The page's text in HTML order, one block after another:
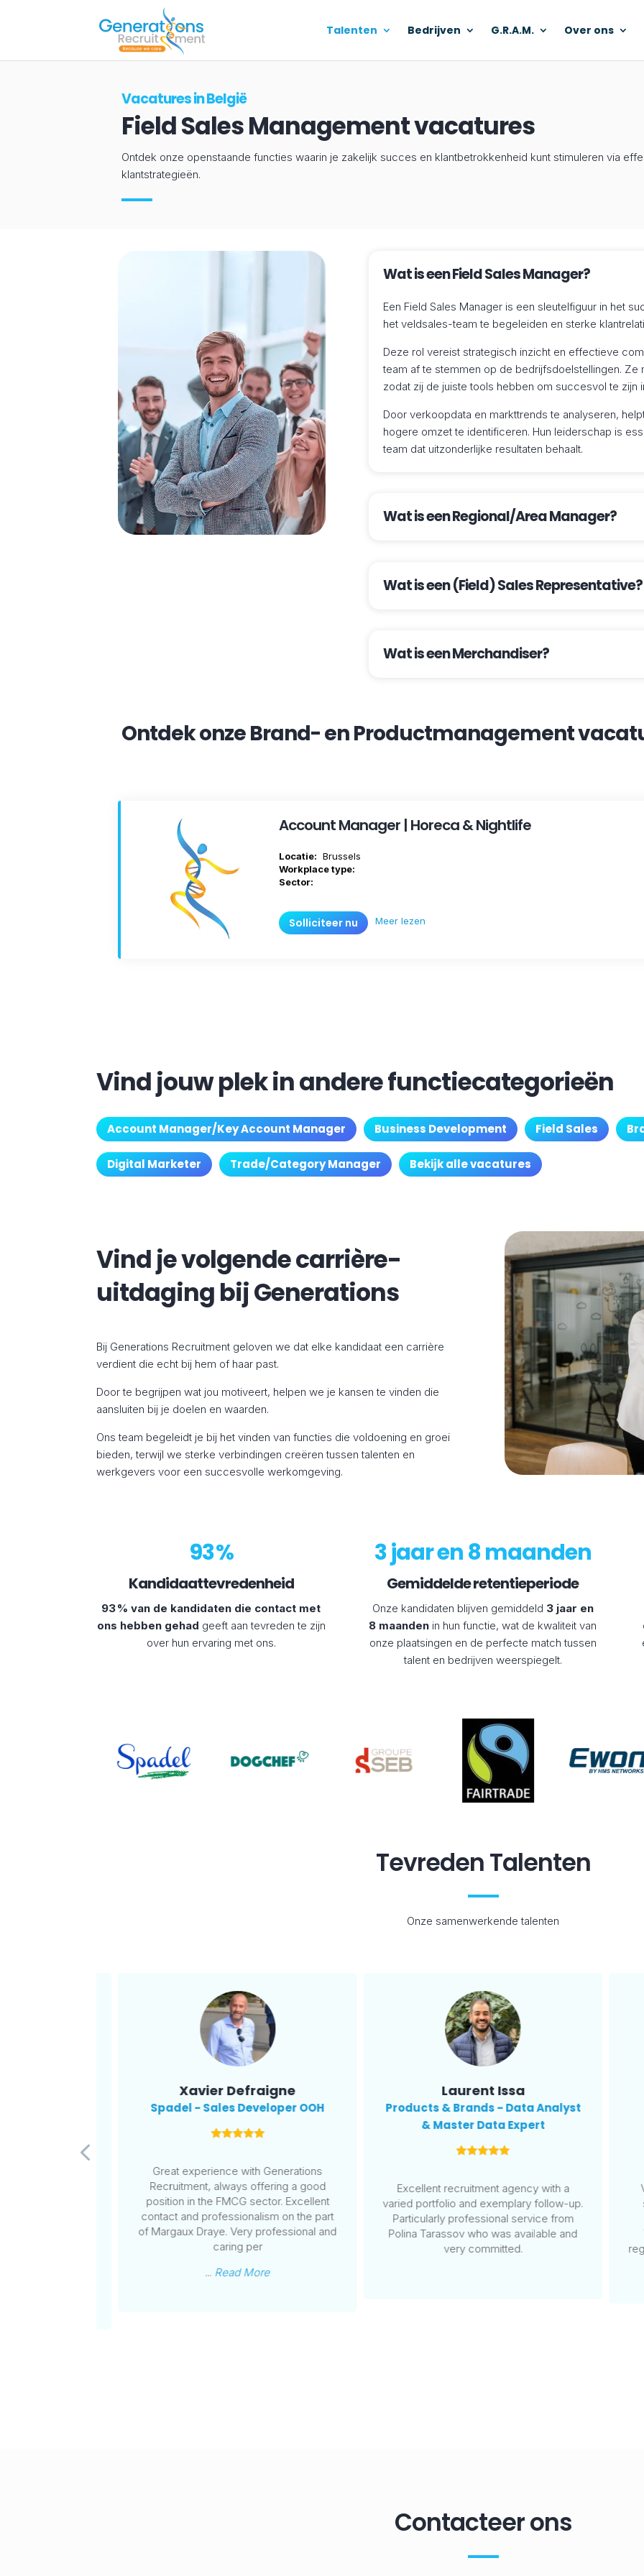
Talenten Bedrijven G.R.A.M. Over ons
Vacatures in België
Field Sales Management vacatures
Ontdek onze openstaande functies waarin je zakelijk succes en klantbetrokkenheid kunt stimuleren via
klantstrategieën.
Wat is een Field Sales Manager?
Een Field Sales Manager is een sleutelfiguur in het
het veldsales-team te begeleiden en sterke
Deze rol vereist strategisch inzicht en effectieve
team af te stemmen op de bedrijfsdoelstellingen.
zodat zij de juiste tools hebben om succesvol te zijn
Door verkoopdata en markttrends te analyseren,
hogere omzet te identificeren. Hun leiderschap is
team dat uitzonderlijke resultaten behaalt.
Wat is een Regional/Area Manager?
Wat is een (Field) Sales Representative?
Wat is een Merchandiser?
Ontdek onze Brand- en Productmanagement
Account Manager | Horeca & Nightlife
Locatie: Brussels
Workplace type:
Sector:
Solliciteer nu Meer lezen
Vind jouw plek in andere functiecategorieën
Account Manager/Key Account Manager Business Development Field Sales
Digital Marketer Trade/Category Manager Bekijk alle vacatures
Vind je volgende carrière-
uitdaging bij Generations
Bij Generations Recruitment geloven we dat elke kandidaat een carrière
verdient die echt bij hem of haar past.
Door te begrijpen wat jou motiveert, helpen we je kansen te vinden die
aansluiten bij je doelen en waarden.
Ons team begeleidt je bij het vinden van functies die voldoening en groei
bieden, terwijl we sterke verbindingen creëren tussen talenten en
werkgevers voor een succesvolle werkomgeving.
93 %
Kandidaattevredenheid
93 % van de kandidaten die contact met
ons hebben gehad geeft aan tevreden te zijn
over hun ervaring met ons.
3 jaar en 8 maanden
Gemiddelde retentieperiode
Onze kandidaten blijven gemiddeld 3 jaar en
8 maanden in hun functie, wat de kwaliteit van
onze plaatsingen en de perfecte match tussen
talent en bedrijven weerspiegelt.
Tevreden Talenten
Onze samenwerkende talenten
Xavier Defraigne
Spadel - Sales Developer OOH
Great experience with Generations
Recruitment, always offering a good
position in the FMCG sector. Excellent
contact and professionalism on the part
of Margaux Draye. Very professional and
caring per
... Read More
Laurent Issa
Products & Brands - Data Analyst
& Master Data Expert
Excellent recruitment agency with a
varied portfolio and exemplary follow-up.
Particularly professional service from
Polina Tarassov who was available and
very committed.
Contacteer ons